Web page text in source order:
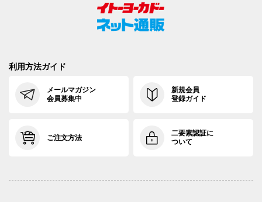
利用方法ガイド
メールマガジン
会員募集中
新規会員
登録ガイド
ご注文方法
二要素認証に
ついて